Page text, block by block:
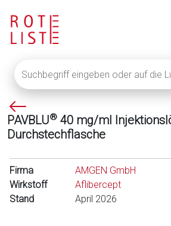
eingeben
oder
auf
die
Lupe
um
alle
Fachinformationen
P
f
e
l
l
i
n
PAVBLU® 40 mg/ml
Durchstechflasche
Firma
AMGEN GmbH
Wirkstoff
Aflibercept
Stand
April 2026